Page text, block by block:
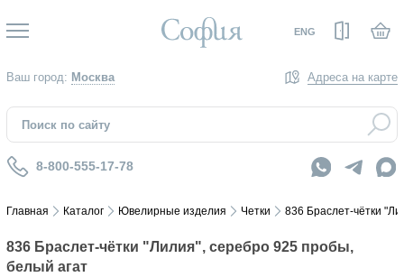
ENG Вход
Ваш город: Москва Адреса на карте
8-800-555-17-78
Главная Каталог Ювелирные изделия Четки 836 Браслет-чётки
836 Браслет-чётки "Лилия", серебро 925 пробы,
белый агат